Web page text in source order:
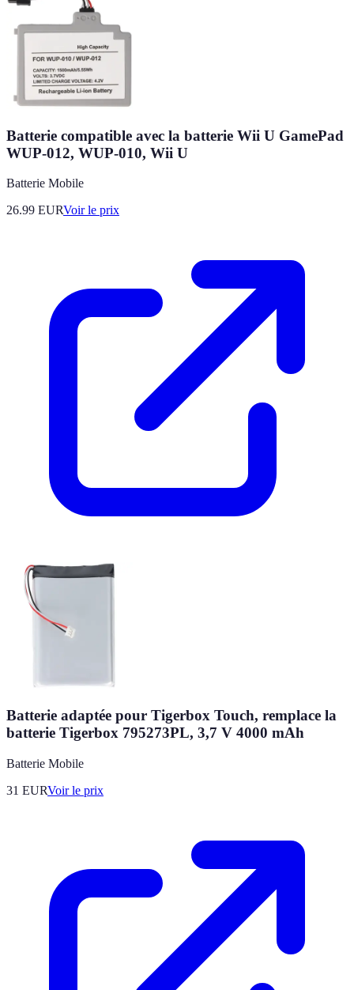
Batterie compatible avec la batterie Wii U GamePad
WUP-012, WUP-010, Wii U
Batterie Mobile
26.99 EURVoir le prix
Batterie adaptée pour Tigerbox Touch, remplace la
batterie Tigerbox 795273PL, 3,7 V 4000 mAh
Batterie Mobile
31 EURVoir le prix